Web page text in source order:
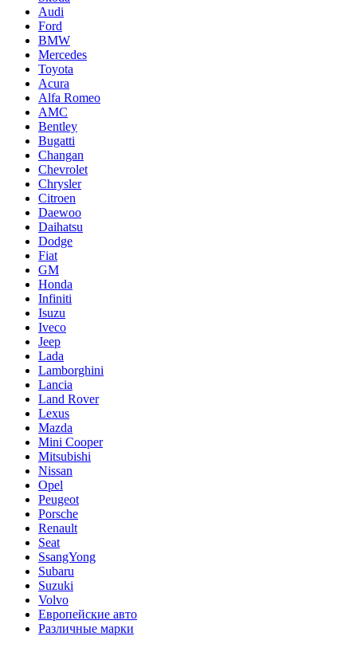
Audi
Ford
BMW
Mercedes
Toyota
Acura
Alfa Romeo
AMC
Bentley
Bugatti
Changan
Chevrolet
Chrysler
Citroen
Daewoo
Daihatsu
Dodge
Fiat
GM
Honda
Infiniti
Isuzu
Iveco
Jeep
Lada
Lamborghini
Lancia
Land Rover
Lexus
Mazda
Mini Cooper
Mitsubishi
Nissan
Opel
Peugeot
Porsche
Renault
Seat
SsangYong
Subaru
Suzuki
Volvo
Европейские авто
Различные марки